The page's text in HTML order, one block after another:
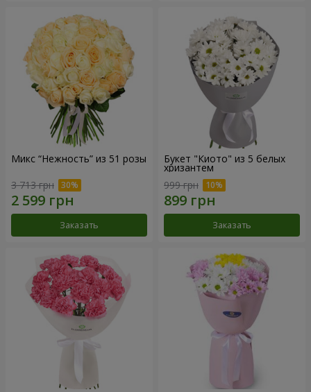
Микс “Нежность” из 51 розы
3 713 грн
Заказать
Букет "Киото" из 5 белых
хризантем
999 грн
Заказать